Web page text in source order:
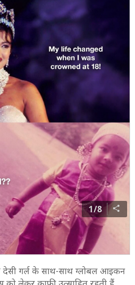
1/8
देसी गर्ल के साथ-साथ ग्लोबल आइकन